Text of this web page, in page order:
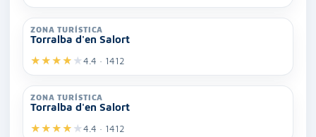
ZONA TURÍSTICA
Torralba d'en Salort
★★★★ ★4.4 · 1412
ZONA TURÍSTICA
Torralba d'en Salort
★★★★ ★4.4 · 1412